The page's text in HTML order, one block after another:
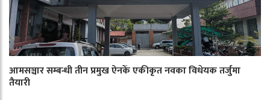
आमसञ्चार सम्बन्धी तीन प्रमुख ऐनकेँ एकीकृत नवका विधेयक तर्जुमा
तैयारी